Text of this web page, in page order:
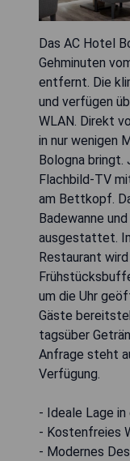
Das AC Hotel
Gehminuten
entfernt. Die
und verfügen
WLAN. Direkt
in nur wenigen
Bologna bringt.
Flachbild-TV
am Bettkopf.
Badewanne
ausgestattet.
Restaurant
um die Uhr
Gäste
tagsüber
Anfrage steht
Verfügung.
- Ideale Lage
- Kostenfreies
- Modernes